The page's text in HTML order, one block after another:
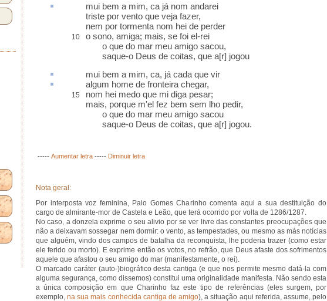
mui bem a mim, ca já nom andarei
triste por vento que veja fazer,
nem por tormenta nom hei de perder
10
o sono, amiga; mais, se foi el-rei
o que do mar meu amigo sacou,
saque-o Deus de coitas, que a[r] jogou
mui bem a mim, ca, já cada que vir
algum home de fronteira chegar,
15
nom hei medo que mi diga pesar;
mais, porque m'el fez bem sem lho pedir,
o que do mar meu amigo sacou
saque-o Deus de coitas, que a[r] jogou.
----- Aumentar letra ----- Diminuir letra
Nota geral:
Por interposta voz feminina, Paio Gomes Charinho comenta aqui a sua destituição do
cargo de almirante-mor de Castela e Leão, que terá ocorrido por volta de 1286/1287.
No caso, a donzela exprime o seu alivio por se ver livre das constantes preocupações que
não a deixavam sossegar nem dormir: o vento, as tempestades, ou mesmo as más notícias
que alguém, vindo dos campos de batalha da reconquista, lhe poderia trazer (como estar
ele ferido ou morto). E exprime então os votos, no refrão, que Deus afaste dos sofrimentos
aquele que afastou o seu amigo do mar (manifestamente, o rei).
O marcado caráter (auto-)biográfico desta cantiga (e que nos permite mesmo datá-la com
alguma segurança, como dissemos) constitui uma originalidade manifesta. Não sendo esta
a única composição em que Charinho faz este tipo de referências (eles surgem, por
exemplo,na sua mais conhecida cantiga de amigo), a situação aqui referida, assume, pelo